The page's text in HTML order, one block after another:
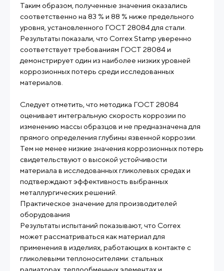
Таким образом, полученные значения оказались
соответственно на 83 % и 88 % ниже предельного
уровня, установленного ГОСТ 28084 для стали.
Результаты показали, что Correx Stamp уверенно
соответствует требованиям ГОСТ 28084 и
демонстрирует один из наиболее низких уровней
коррозионных потерь среди исследованных
материалов.
Следует отметить, что методика ГОСТ 28084
оценивает интегральную скорость коррозии по
изменению массы образцов и не предназначена для
прямого определения глубины язвенной коррозии.
Тем не менее низкие значения коррозионных потерь
свидетельствуют о высокой устойчивости
материала в исследованных гликолевых средах и
подтверждают эффективность выбранных
металлургических решений.
Практическое значение для производителей
оборудования
Результаты испытаний показывают, что Correx
может рассматриваться как материал для
применения в изделиях, работающих в контакте с
гликолевыми теплоносителями: стальных
радиаторах, теплообменных элементах и